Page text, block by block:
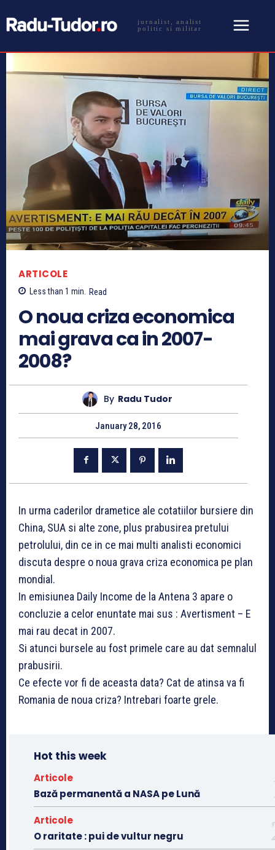
jurnalist, analist
politic si militar
ARTICOLE
Less than 1 min. Read
O noua criza economica
mai grava ca in 2007-
2008?
By Radu Tudor
January 28, 2016
In urma caderilor drametice ale cotatiilor bursiere din
China, SUA si alte zone, plus prabusirea pretului
petrolului, din ce in ce mai multi analisti economici
discuta despre o noua grava criza economica pe plan
mondial.
In emisiunea Daily Income de la Antena 3 apare o
concluzie a celor enuntate mai sus : Avertisment – E
mai rau decat in 2007.
Si atunci bursele au fost primele care au dat semnalul
prabusirii.
Ce efecte vor fi de aceasta data? Cat de atinsa va fi
Romania de noua criza? Intrebari foarte grele.
Hot this week
Articole
Bază permanentă a NASA pe Lună
Articole
O raritate : pui de vultur negru